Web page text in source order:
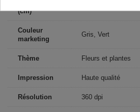
(cm)
Couleur
marketing
Gris, Vert
Thème Fleurs et plantes
Impression Haute qualité
Résolution 360 dpi